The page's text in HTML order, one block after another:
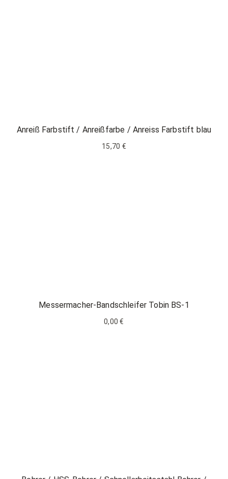
Anreiß Farbstift / Anreißfarbe / Anreiss Farbstift blau
15,70 €
Messermacher-Bandschleifer Tobin BS-1
0,00 €